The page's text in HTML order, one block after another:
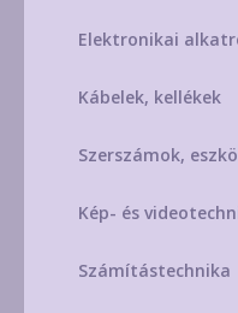
Elektronikai
Kábelek, kellékek
Szerszámok,
Kép- és
Számítástechnika